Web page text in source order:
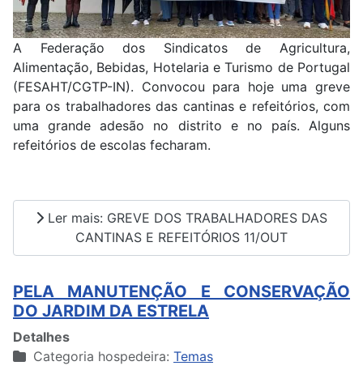
A Federação dos Sindicatos de Agricultura,
Alimentação, Bebidas, Hotelaria e Turismo de Portugal
(FESAHT/CGTP-IN). Convocou para hoje uma greve
para os trabalhadores das cantinas e refeitórios, com
uma grande adesão no distrito e no país. Alguns
refeitórios de escolas fecharam.
Ler mais: GREVE DOS TRABALHADORES DAS
CANTINAS E REFEITÓRIOS 11/OUT
PELA MANUTENÇÃO E CONSERVAÇÃO
DO JARDIM DA ESTRELA
Detalhes
Categoria hospedeira: Temas